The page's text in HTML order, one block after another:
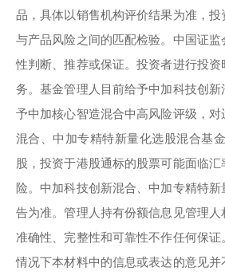
品，具体以销售机构评价结果为准，
与产品风险之间的匹配检验。中国证
性判断、推荐或保证。投资者进行投
务。基金管理人目前给予中加科技创
予中加核心智造混合中高风险评级，
混合、中加专精特新量化选股混合基
股，投资于港股通标的股票可能面临
险。中加科技创新混合、中加专精特
告为准。管理人持有份额信息见管理
准确性、完整性和可靠性不作任何保
情况下本材料中的信息或表达的意见